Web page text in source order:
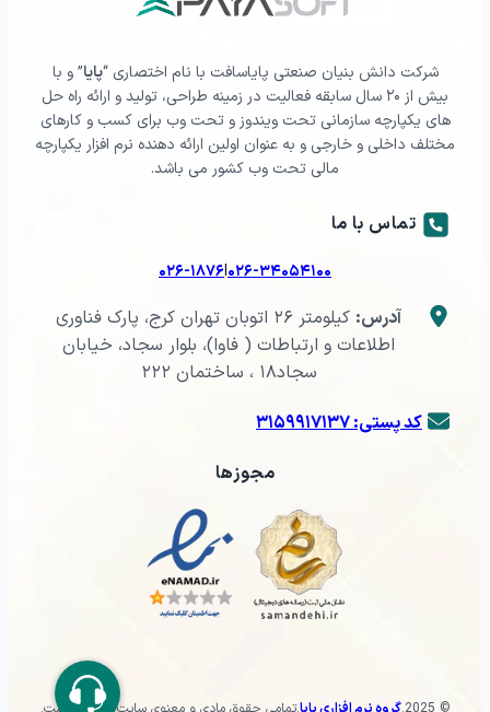
شرکت دانش بنیان صنعتی پایاسافت با نام اختصاری “پایا” و با
بیش از ۲۰ سال سابقه فعالیت در زمینه طراحی، تولید و ارائه راه حل
های یکپارچه سازمانی تحت ویندوز و تحت وب برای کسب و کارهای
مختلف داخلی و خارجی و به عنوان اولین ارائه دهنده نرم افزار یکپارچه
مالی تحت وب کشور می باشد.
تماس با ما
۰۲۶-۳۴۰۵۴۱۰۰|۰۲۶-۱۸۷۶
آدرس:
کیلومتر ۲۶ اتوبان تهران کرج، پارک فناوری
اطلاعات و ارتباطات ( فاوا)، بلوار سجاد، خیابان
سجاد۱۸ ، ساختمان ۲۲۲
کد پستی: ۳۱۵۹۹۱۷۱۳۷
مجوزها